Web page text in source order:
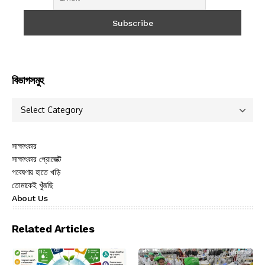
বিভাগসমুহ
সাক্ষাৎকার
সাক্ষাৎকার প্রোজেক্ট
গবেষণায় হাতে খড়ি
তোমাকেই খুঁজছি
About Us
Related Articles